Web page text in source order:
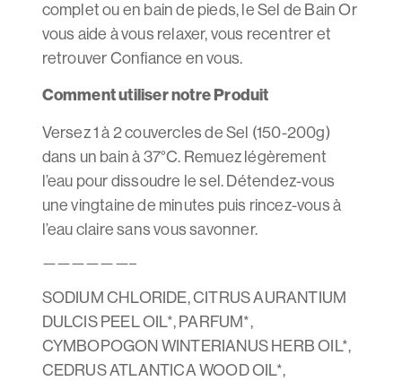
complet ou en bain de pieds, le Sel de Bain Or
vous aide à vous relaxer, vous recentrer et
retrouver Confiance en vous.
Comment utiliser notre Produit
Versez 1 à 2 couvercles de Sel (150-200g)
dans un bain à 37°C. Remuez légèrement
l’eau pour dissoudre le sel. Détendez-vous
une vingtaine de minutes puis rincez-vous à
l’eau claire sans vous savonner.
——————–
SODIUM CHLORIDE, CITRUS AURANTIUM
DULCIS PEEL OIL*, PARFUM*,
CYMBOPOGON WINTERIANUS HERB OIL*,
CEDRUS ATLANTICA WOOD OIL*,